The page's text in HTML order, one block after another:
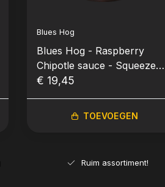
Blues Hog
Blues Hog - Raspberry
Chipotle sauce - Squeeze
Bottle Knijpfles (709gr-25oz)
€ 19,45
TOEVOEGEN
Ruim assortiment!